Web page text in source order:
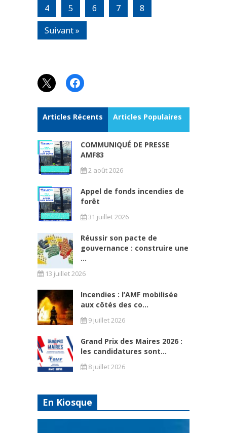
4 5 6 7
8
Suivant »
X Facebook
Articles Récents Articles Populaires
COMMUNIQUÉ DE PRESSE
AMF83
2 août 2026
Appel de fonds incendies de
forêt
31 juillet 2026
Réussir son pacte de
gouvernance : construire une
...
13 juillet 2026
Incendies : l’AMF mobilisée
aux côtés des co...
9 juillet 2026
Grand Prix des Maires 2026 :
les candidatures sont...
8 juillet 2026
En Kiosque